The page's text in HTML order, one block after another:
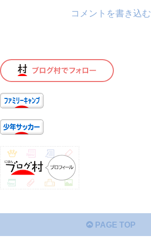
コメントを書き込む
PAGE TOP